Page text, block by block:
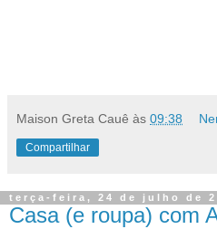
Maison Greta Cauê às 09:38
Compartilhar
terça-feira, 24 de julho de
Casa (e roupa) com